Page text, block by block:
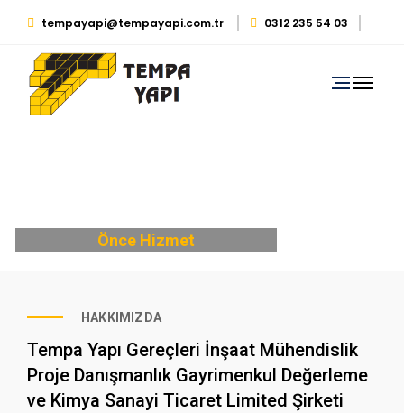
tempayapi@tempayapi.com.tr 0312 235 54 03
0530 879 29 39
Önce Hizmet
HAKKIMIZDA
Tempa Yapı Gereçleri İnşaat Mühendislik
Proje Danışmanlık Gayrimenkul Değerleme
ve Kimya Sanayi Ticaret Limited Şirketi